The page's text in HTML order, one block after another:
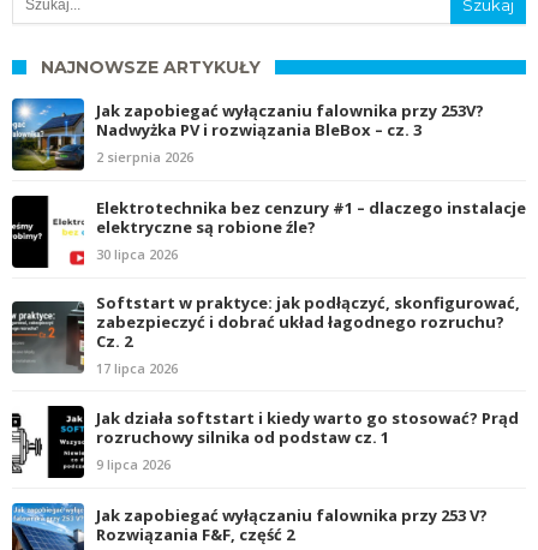
NAJNOWSZE ARTYKUŁY
Jak zapobiegać wyłączaniu falownika przy 253V?
Nadwyżka PV i rozwiązania BleBox – cz. 3
2 sierpnia 2026
Elektrotechnika bez cenzury #1 – dlaczego instalacje
elektryczne są robione źle?
30 lipca 2026
Softstart w praktyce: jak podłączyć, skonfigurować,
zabezpieczyć i dobrać układ łagodnego rozruchu?
Cz. 2
17 lipca 2026
Jak działa softstart i kiedy warto go stosować? Prąd
rozruchowy silnika od podstaw cz. 1
9 lipca 2026
Jak zapobiegać wyłączaniu falownika przy 253 V?
Rozwiązania F&F, część 2